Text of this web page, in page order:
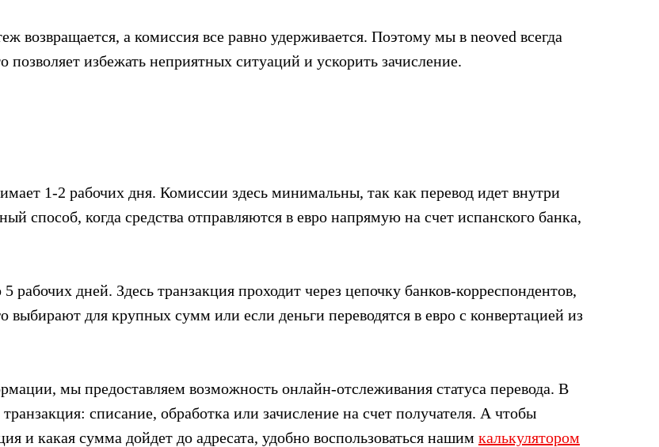
возвращается, а комиссия все равно удерживается. Поэтому мы в neoved всегда
избежать неприятных ситуаций и ускорить зачисление.
1-2 рабочих дня. Комиссии здесь минимальны, так как перевод идет внутри
способ, когда средства отправляются в евро напрямую на счет испанского банка,
дней. Здесь транзакция проходит через цепочку банков-корреспондентов,
для крупных сумм или если деньги переводятся в евро с конвертацией из
мы предоставляем возможность онлайн-отслеживания статуса перевода. В
списание, обработка или зачисление на счет получателя. А чтобы
и какая сумма дойдет до адресата, удобно воспользоваться нашим калькулятором